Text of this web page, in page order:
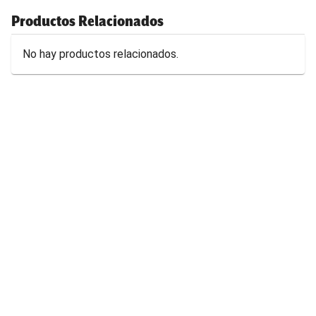
Productos Relacionados
No hay productos relacionados.